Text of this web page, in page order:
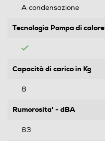
A condensazione
Tecnologia Pompa di calore
Capacità di carico in Kg
8
Rumorosita' - dBA
63